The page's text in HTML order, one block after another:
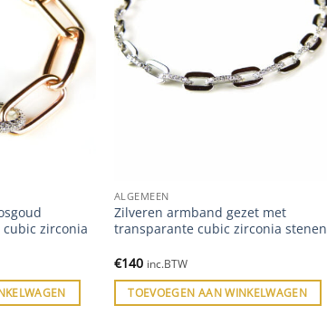
zirconia
ALGEMEEN
Zilveren armband gezet met
transparante cubic zirconia stenen
€140 inc.BTW
TOEVOEGEN AAN WINKELWAGEN